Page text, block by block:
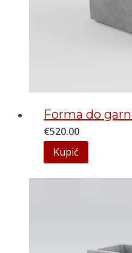
Forma do
€520.00
Kupić